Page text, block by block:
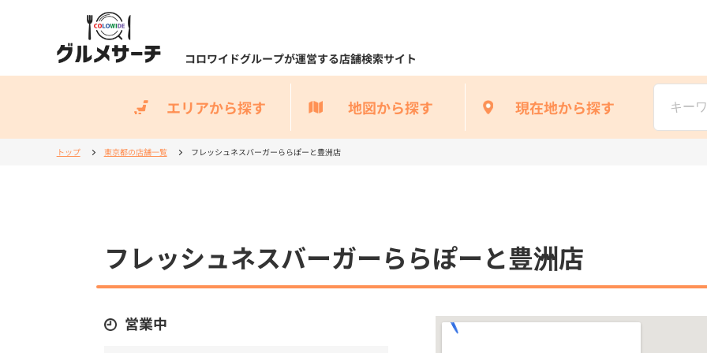
コロワイドグループが運営する店舗検索サイト
エリアから探す 地図から探す 現在地から探す
トップ 東京都の店舗一覧 フレッシュネスバーガーららぽーと豊洲店
フレッシュネスバーガーららぽーと豊洲店
営業中